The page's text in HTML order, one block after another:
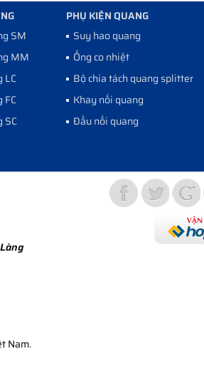
SM
MM
LC
FC
SC
PHỤ KIỆN QUANG
Suy hao quang
Ống co nhiệt
Bộ chia tách quang splitter
Khay nối quang
Đầu nối quang
Nam.